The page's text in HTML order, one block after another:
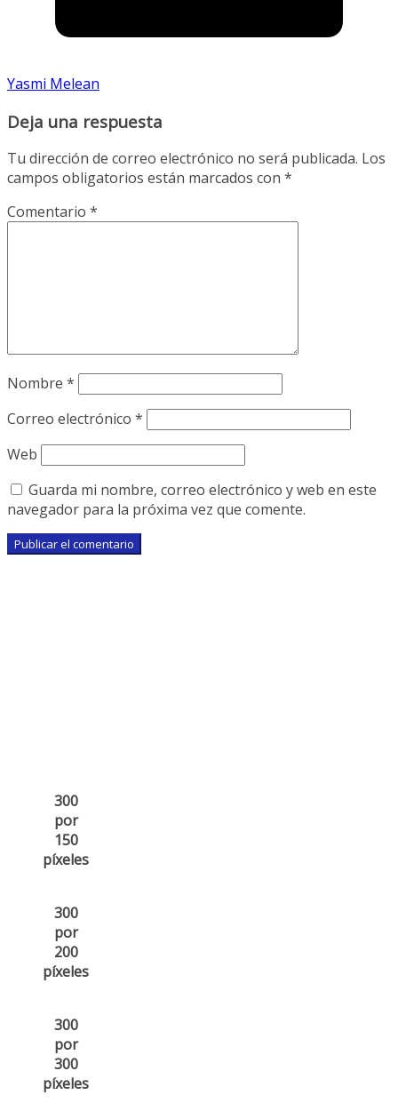
Yasmi Melean
Deja una respuesta
Tu dirección de correo electrónico no será publicada. Los
campos obligatorios están marcados con *
Comentario *
Nombre *
Correo electrónico *
Web
Guarda mi nombre, correo electrónico y web en este
navegador para la próxima vez que comente.
300
por
150
píxeles
300
por
200
píxeles
300
por
300
píxeles